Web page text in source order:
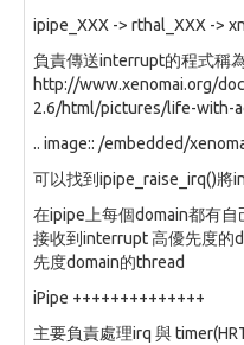
ipipe_XXX -> rthal_XXX ->
負責傳送interrupt的程式稱
http://www.xenomai.org/
2.6/html/pictures/life-with-
.. image:: /embedded/
可以找到ipipe_raise_irq()將
在ipipe上每個domain都有
接收到interrupt 高優先度的
先度domain的thread
iPipe ++++++++++++++
主要負責處理irq 與